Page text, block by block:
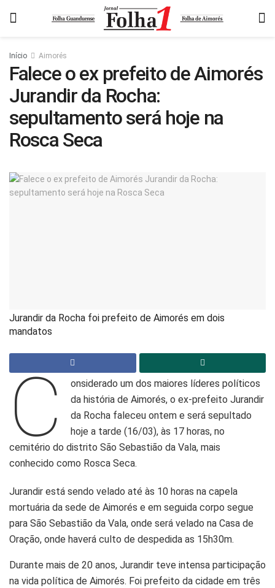
Início Aimorés
Falece o ex prefeito de Aimorés
Jurandir da Rocha:
sepultamento será hoje na
Rosca Seca
Jurandir da Rocha foi prefeito de Aimorés em dois
mandatos
C
onsiderado um dos maiores líderes políticos
da história de Aimorés, o ex-prefeito Jurandir
da Rocha faleceu ontem e será sepultado
hoje a tarde (16/03), às 17 horas, no
cemitério do distrito São Sebastião da Vala, mais
conhecido como Rosca Seca.
Jurandir está sendo velado até às 10 horas na capela
mortuária da sede de Aimorés e em seguida corpo segue
para São Sebastião da Vala, onde será velado na Casa de
Oração, onde haverá culto de despedida as 15h30m.
Durante mais de 20 anos, Jurandir teve intensa participação
na vida política de Aimorés. Foi prefeito da cidade em três